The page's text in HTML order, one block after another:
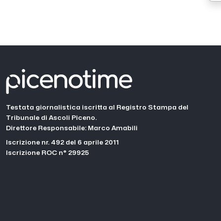
Testata giornalistica iscritta al Registro Stampa del
Tribunale di Ascoli Piceno.
Direttore Responsabile: Marco Amabili
Iscrizione nr. 492 del 6 aprile 2011
Iscrizione ROC n° 29925